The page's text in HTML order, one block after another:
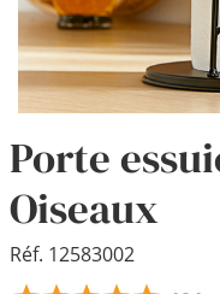
Porte
Oiseaux
Réf. 12583002